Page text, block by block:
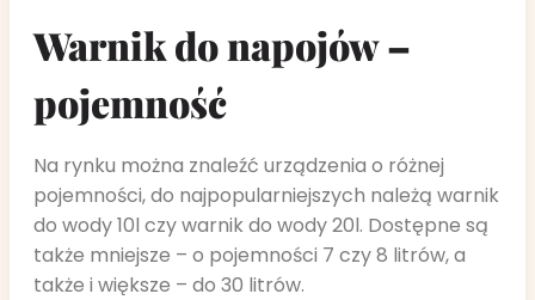
Warnik do napojów –
pojemność
Na rynku można znaleźć urządzenia o różnej
pojemności, do najpopularniejszych należą warnik
do wody 10l czy warnik do wody 20l. Dostępne są
także mniejsze – o pojemności 7 czy 8 litrów, a
także i większe – do 30 litrów.